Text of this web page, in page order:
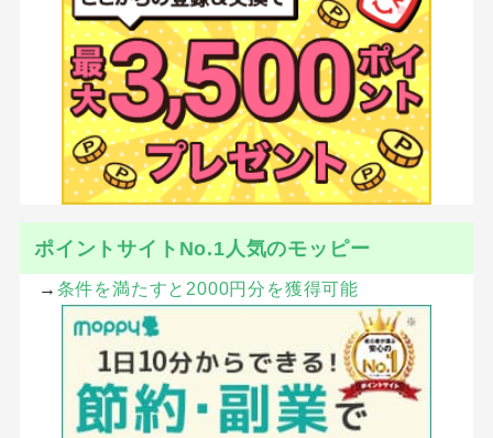
ポイントサイトNo.1人気のモッピー
→ 条件を満たすと2000円分を獲得可能